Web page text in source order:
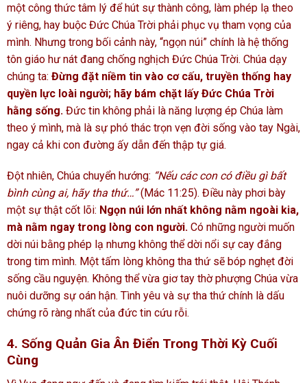
một công thức tâm lý để hút sự thành công, làm phép lạ theo
ý riêng, hay buộc Đức Chúa Trời phải phục vụ tham vọng của
mình. Nhưng trong bối cảnh này, “ngọn núi” chính là hệ thống
tôn giáo hư nát đang chống nghịch Đức Chúa Trời. Chúa dạy
chúng ta: Đừng đặt niềm tin vào cơ cấu, truyền thống hay
quyền lực loài người; hãy bám chặt lấy Đức Chúa Trời
hằng sống. Đức tin không phải là năng lượng ép Chúa làm
theo ý mình, mà là sự phó thác trọn vẹn đời sống vào tay Ngài,
ngay cả khi con đường ấy dẫn đến thập tự giá.
Đột nhiên, Chúa chuyển hướng: “Nếu các con có điều gì bất
bình cùng ai, hãy tha thứ…”(Mác 11:25). Điều này phơi bày
một sự thật cốt lõi: Ngọn núi lớn nhất không nằm ngoài kia,
mà nằm ngay trong lòng con người. Có những người muốn
dời núi bằng phép lạ nhưng không thể dời nổi sự cay đắng
trong tim mình. Một tấm lòng không tha thứ sẽ bóp nghẹt đời
sống cầu nguyện. Không thể vừa giơ tay thờ phượng Chúa vừa
nuôi dưỡng sự oán hận. Tình yêu và sự tha thứ chính là dấu
chứng rõ ràng nhất của đức tin cứu rỗi.
4. Sống Quản Gia Ân Điển Trong Thời Kỳ Cuối
Cùng